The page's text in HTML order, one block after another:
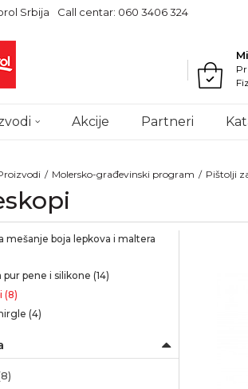
Srbija Call centar: 060 3406 324
Akcije Partneri
Molersko-građevinski program Pištolji
mešanje boja lepkova i maltera
pur pene i silikone (14)
(8)
(4)